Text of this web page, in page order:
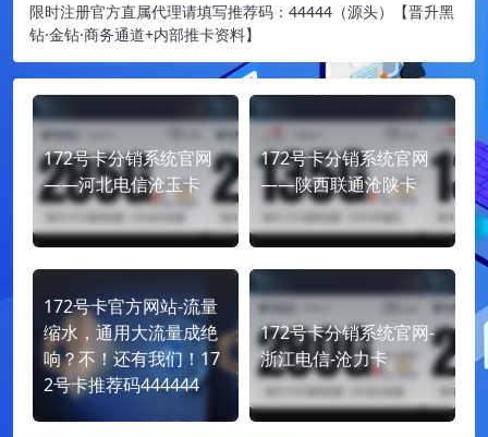
限时注册官方直属代理请填写推荐码：44444（源头）【晋升黑
钻·金钻·商务通道+内部推卡资料】
172号卡分销系统官网
——河北电信沧玉卡
172号卡分销系统官网
——陕西联通沧陕卡
172号卡官方网站-流量
缩水，通用大流量成绝
响？不！还有我们！17
2号卡推荐码444444
172号卡分销系统官网-
浙江电信-沧力卡